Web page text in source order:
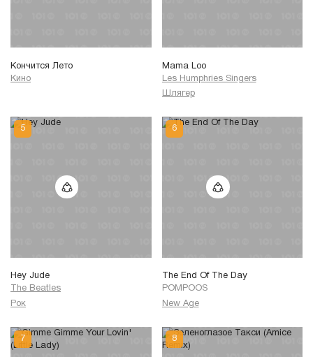
Кончится Лето
Кино
Mama Loo
Les Humphries Singers
Шлягер
Hey Jude
The Beatles
Рок
The End Of The Day
POMPOOS
New Age